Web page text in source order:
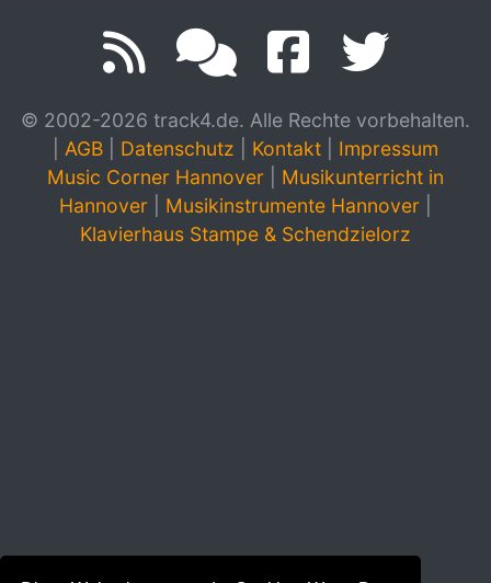
© 2002-2026 track4.de. Alle Rechte vorbehalten.
AGB Datenschutz Kontakt
Impressum
Music Corner Hannover
Musikunterricht in
Hannover
Musikinstrumente Hannover
Klavierhaus Stampe & Schendzielorz